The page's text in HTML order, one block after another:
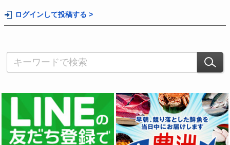
ログインして投稿する >